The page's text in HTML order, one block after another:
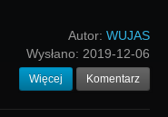
Autor: WUJAS
Wysłano: 2019-12-06
Więcej Komentarz